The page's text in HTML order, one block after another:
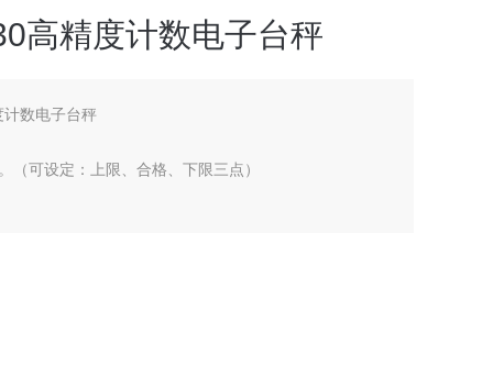
高精度计数电子台秤
数电子台秤
（可设定：上限、合格、下限三点）